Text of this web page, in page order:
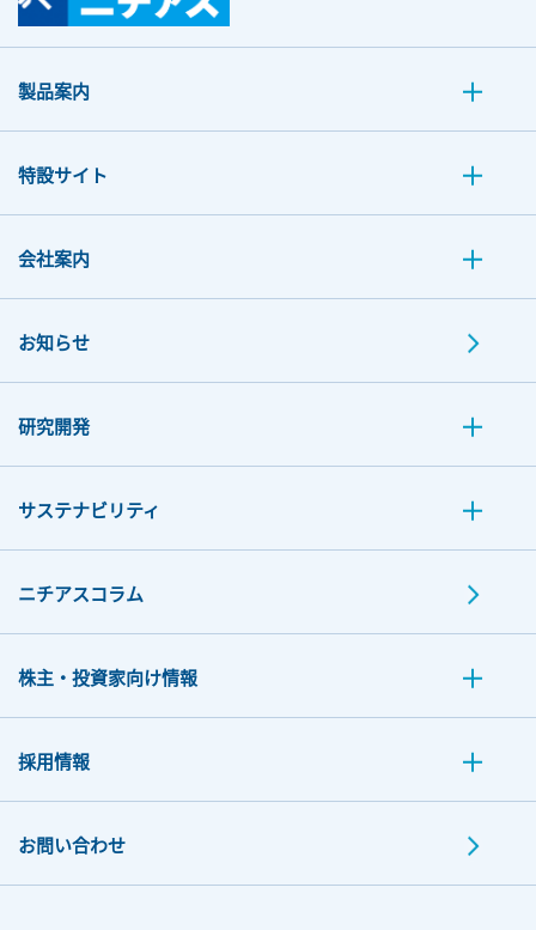
製品案内
特設サイト
会社案内
お知らせ
研究開発
サステナビリティ
ニチアスコラム
株主・投資家向け情報
採用情報
お問い合わせ